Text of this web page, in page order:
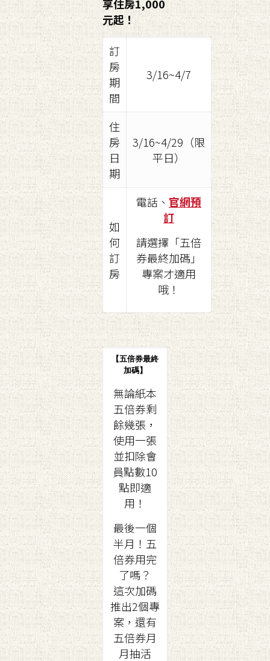
享住房1,000
元起！
訂
房
期
間
3/16~4/7
住
房
日
期
3/16~4/29（限
平日）
如
何
訂
房
電話、 官網預
訂
請選擇「五倍
券最終加碼」
專案才適用
哦！
【五倍券最終
加碼】
無論紙本
五倍券剩
餘幾張，
使用一張
並扣除會
員點數10
點即適
用！
最後一個
半月！五
倍券用完
了嗎？
這次加碼
推出2個專
案，還有
五倍券月
月抽活